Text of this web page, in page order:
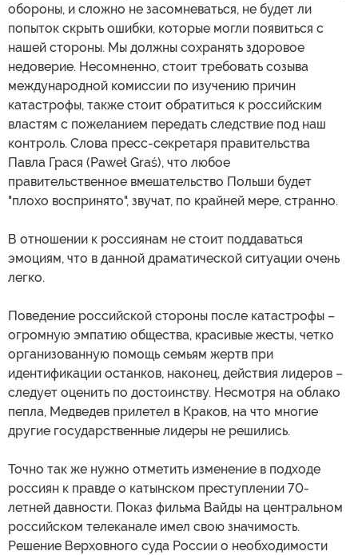
обороны, и сложно не засомневаться, не будет ли
попыток скрыть ошибки, которые могли появиться с
нашей стороны. Мы должны сохранять здоровое
недоверие. Несомненно, стоит требовать созыва
международной комиссии по изучению причин
катастрофы, также стоит обратиться к российским
властям с пожеланием передать следствие под наш
контроль. Слова пресс-секретаря правительства
Павла Грася (Paweł Graś), что любое
правительственное вмешательство Польши будет
"плохо воспринято", звучат, по крайней мере, странно.
В отношении к россиянам не стоит поддаваться
эмоциям, что в данной драматической ситуации очень
легко.
Поведение российской стороны после катастрофы –
огромную эмпатию общества, красивые жесты, четко
организованную помощь семьям жертв при
идентификации останков, наконец, действия лидеров –
следует оценить по достоинству. Несмотря на облако
пепла, Медведев прилетел в Краков, на что многие
другие государственные лидеры не решились.
Точно так же нужно отметить изменение в подходе
россиян к правде о катынском преступлении 70-
летней давности. Показ фильма Вайды на центральном
российском телеканале имел свою значимость.
Решение Верховного суда России о необходимости